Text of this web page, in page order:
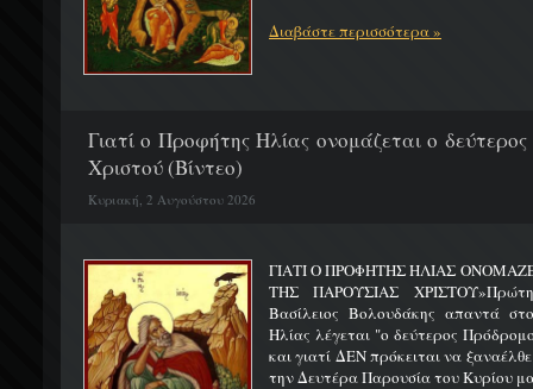
Διαβάστε περισσότερα »
Γιατί ο Προφήτης Ηλίας ονομάζεται ο
Χριστού (Βίντεο)
Κυριακή, 2 Αυγούστου 2026
ΓΙΑΤΙ Ο ΠΡΟΦΗΤΗΣ ΗΛΙΑΣ
ΤΗΣ ΠΑΡΟΥΣΙΑΣ
Βασίλειος Βολουδάκης απαντά
Ηλίας λέγεται "ο δεύτερος
και γιατί ΔΕΝ πρόκειται να
την Δευτέρα Παρουσία του Κυρίου